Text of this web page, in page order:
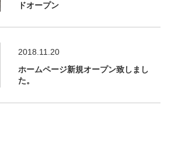
ドオープン
2018.11.20
ホームページ新規オープン致しまし
た。